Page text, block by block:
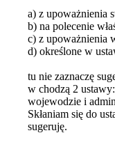
a) z upoważnienia
b) na polecenie
c) z upoważnienia
d) określone w
tu nie zaznaczę
w chodzą 2
wojewodzie i
Skłaniam się do
sugeruję.